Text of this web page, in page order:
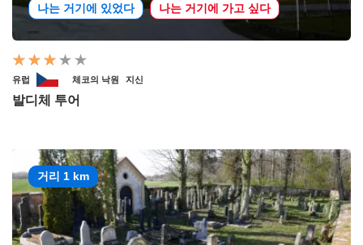
나는 거기에 있었다 나는 거기에 가고 싶다
유럽 체코의 낙원 지신
발디체 투어
거리 1 km